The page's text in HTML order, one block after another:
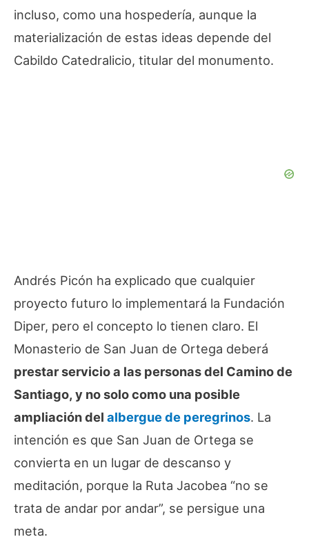
incluso, como una hospedería, aunque la
materialización de estas ideas depende del
Cabildo Catedralicio, titular del monumento.
Andrés Picón ha explicado que cualquier
proyecto futuro lo implementará la Fundación
Diper, pero el concepto lo tienen claro. El
Monasterio de San Juan de Ortega deberá
prestar servicio a las personas del Camino de
Santiago, y no solo como una posible
ampliación del albergue de peregrinos. La
intención es que San Juan de Ortega se
convierta en un lugar de descanso y
meditación, porque la Ruta Jacobea “no se
trata de andar por andar”, se persigue una
meta.